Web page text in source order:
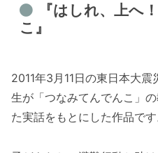
『はしれ、上へ
こ』
2011年3月11日の東日本大
生が「つなみてんでんこ」
た実話をもとにした作品です